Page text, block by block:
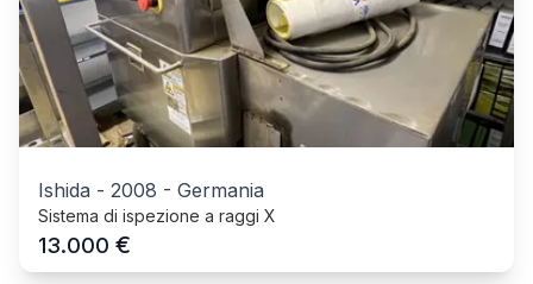
Ishida - 2008 - Germania
Sistema di ispezione a raggi X
13.000 €